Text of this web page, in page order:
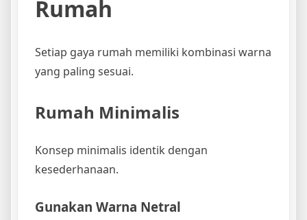
Rumah
Setiap gaya rumah memiliki kombinasi warna
yang paling sesuai.
Rumah Minimalis
Konsep minimalis identik dengan
kesederhanaan.
Gunakan Warna Netral